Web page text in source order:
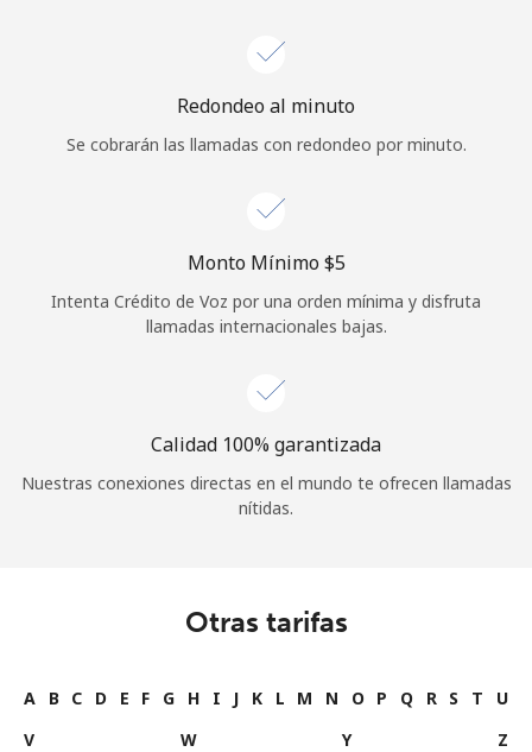
Redondeo al minuto
Se cobrarán las llamadas con redondeo por minuto.
Monto Mínimo ⁦$5⁩
Intenta Crédito de Voz por una orden mínima y disfruta
llamadas internacionales bajas.
Calidad 100% garantizada
Nuestras conexiones directas en el mundo te ofrecen llamadas
nítidas.
Otras tarifas
A B C D E F G H I J K L M N O P Q R S T
U
V
W Y Z